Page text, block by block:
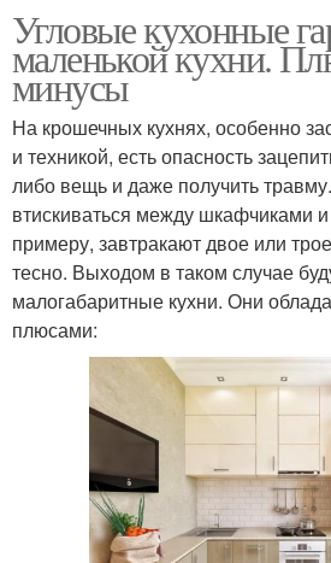
Угловые кухонные
маленькой кухни.
минусы
На крошечных кухнях, особенно
и техникой, есть опасность
либо вещь и даже получить
втискиваться между шкафчиками
примеру, завтракают двое или
тесно. Выходом в таком случае
малогабаритные кухни. Они
плюсами: